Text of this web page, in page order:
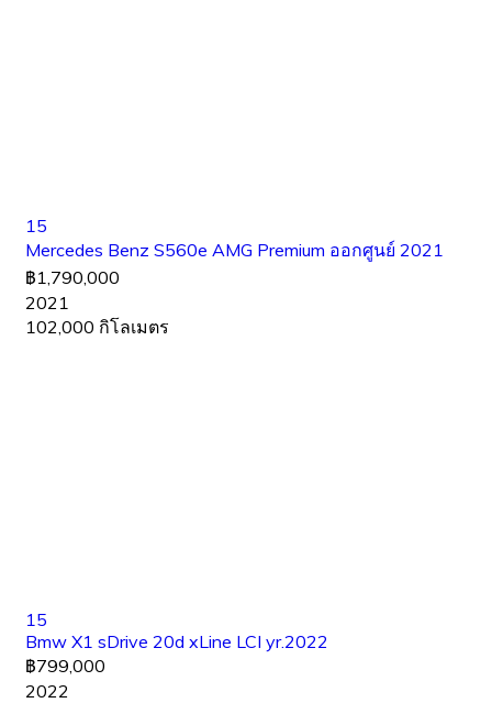
15
Mercedes Benz S560e AMG Premium ออกศูนย์ 2021
฿1,790,000
2021
102,000 กิโลเมตร
15
Bmw X1 sDrive 20d xLine LCI yr.2022
฿799,000
2022